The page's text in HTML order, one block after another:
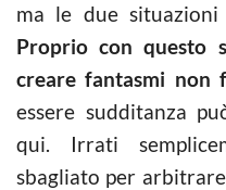
ma le due situazioni
Proprio con questo
creare fantasmi non
essere sudditanza
qui. Irrati
sbagliato per